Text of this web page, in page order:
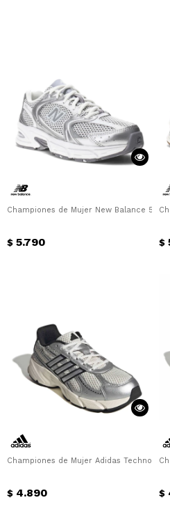
Championes de Mujer New Balance 530
$ 5.790 $
Championes de Mujer Adidas
$ 4.890 $